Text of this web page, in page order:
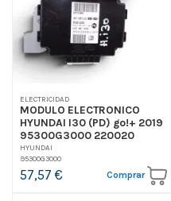
ELECTRICIDAD
MODULO ELECTRONICO
HYUNDAI I30 (PD) go!+ 2019
95300G3000 220020
HYUNDAI
95300G3000
57,57 € Comprar